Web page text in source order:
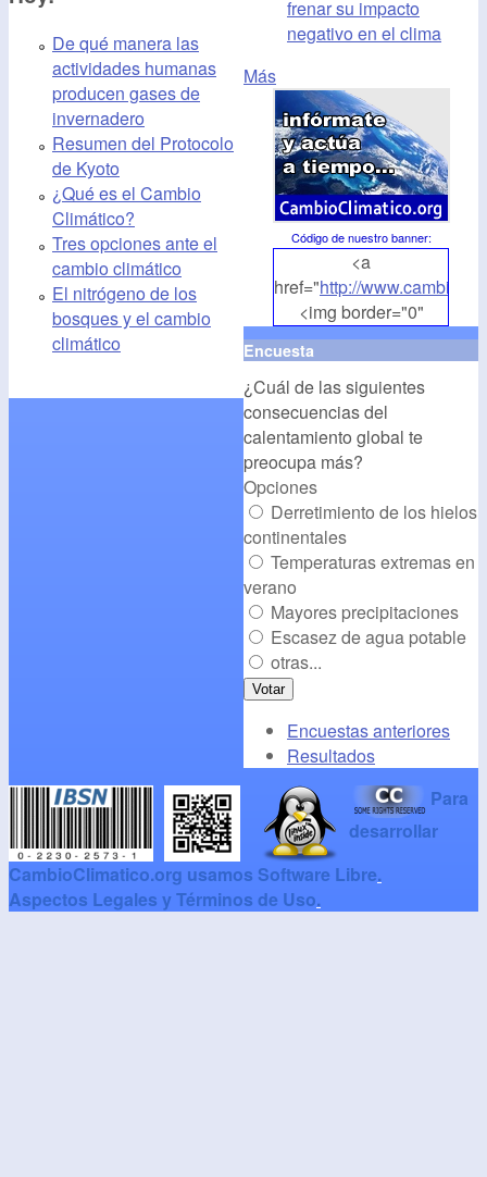
De qué manera las
actividades humanas
producen gases de
invernadero
Resumen del Protocolo
de Kyoto
¿Qué es el Cambio
Climático?
Tres opciones ante el
cambio climático
El nitrógeno de los
bosques y el cambio
climático
frenar su impacto
negativo en el clima
Más
Código de nuestro banner:
<a
href="http://
<img border="0"
align="middle"
src="http://
alt="CambioClimatico.org"
/></a>
Encuesta
¿Cuál de las siguientes
consecuencias del
calentamiento global te
preocupa más?
Opciones
Derretimiento de los hielos
continentales
Temperaturas extremas en
verano
Mayores precipitaciones
Escasez de agua potable
otras...
Encuestas anteriores
Resultados
Para
desarrollar
CambioClimatico.org usamos Software Libre.
Aspectos Legales y Términos de Uso.